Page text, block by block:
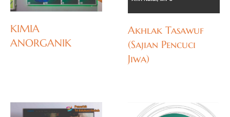
KIMIA
ANORGANIK
Akhlak Tasawuf
(Sajian Pencuci
Jiwa)